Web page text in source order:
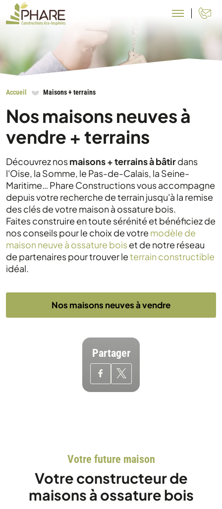
Accueil Maisons + terrains
Nos maisons neuves à
vendre + terrains
Découvrez nosmaisons + terrains à bâtirdans
l'Oise, la Somme, le Pas-de-Calais, la Seine-
Maritime… Phare Constructions vous accompagne
depuis votre recherche de terrain jusqu'à la remise
des clés de votre maison à ossature bois.
Faites construire en toute sérénité et bénéficiez de
nos conseils pour le choix de votre modèle de
maison neuve à ossature bois et de notre réseau
de partenaires pour trouver leterrain constructible
idéal.
Nos maisons neuves à vendre
Partager
Votre future maison
Votre constructeur de
maisons à ossature bois